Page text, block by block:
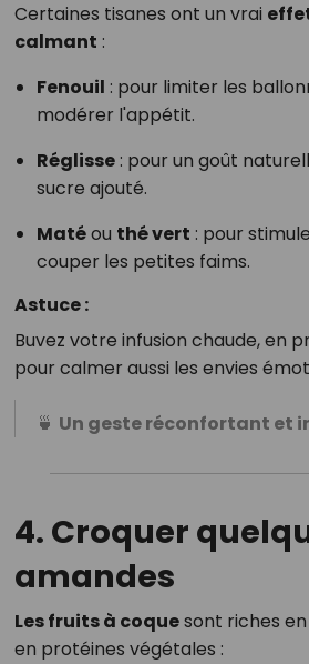
Certaines tisanes ont un vrai
calmant :
Fenouil : pour limiter les
modérer l'appétit.
Réglisse: pour un goût
sucre ajouté.
Matéou thé vert : pour
couper les petites faims.
Astuce :
Buvez votre infusion chaude, en
pour calmer aussi les envies
🍵 Un geste réconfortant et
4. Croquer
amandes
Les fruits à coquesont riches
en protéines végétales :